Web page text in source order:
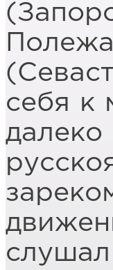
себя к